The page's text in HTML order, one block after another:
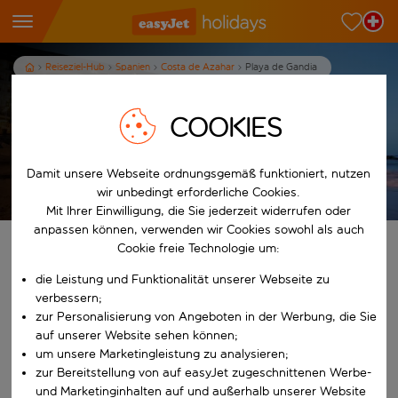
Reiseziel-Hub Spanien Costa de Azahar Playa de Gandia
Ferien in Playa de Gandia
Ferien anzeigen
Finde deine perfekten Ferien
Beginne mit der Eingabe für die automatische
Ab
Nach
COOKIES
Damit unsere Webseite ordnungsgemäß funktioniert, nutzen
wir unbedingt erforderliche Cookies.
Mit Ihrer Einwilligung, die Sie jederzeit widerrufen oder
anpassen können, verwenden wir Cookies sowohl als auch
Cookie freie Technologie um:
die Leistung und Funktionalität unserer Webseite zu
verbessern;
zur Personalisierung von Angeboten in der Werbung, die Sie
auf unserer Website sehen können;
um unsere Marketingleistung zu analysieren;
zur Bereitstellung von auf easyJet zugeschnittenen Werbe-
und Marketinginhalten auf und außerhalb unserer Website